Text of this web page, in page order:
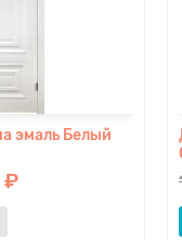
эмаль Белый
₽